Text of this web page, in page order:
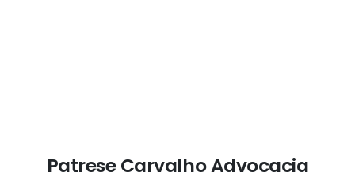
Patrese CarvalhoAdvocacia